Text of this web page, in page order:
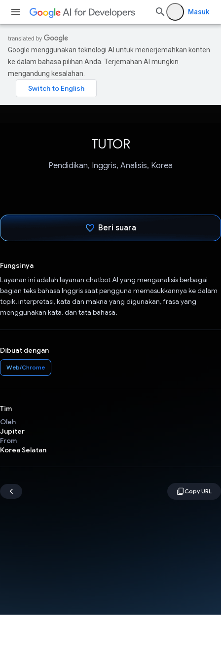
Masuk
Google menggunakan teknologi AI untuk menerjemahkan konten
ke dalam bahasa pilihan Anda. Terjemahan AI mungkin
mengandung kesalahan.
TUTOR
Pendidikan, Inggris, Analisis, Korea
Beri suara
Fungsinya
Layanan ini adalah layanan chatbot AI yang menganalisis berbagai
bagian teks bahasa Inggris saat pengguna memasukkannya ke dalam
topik, interpretasi, kata dan makna yang digunakan, frasa yang
menggunakan kata, dan tata bahasa.
Dibuat dengan
Web/Chrome
Tim
Oleh
Jupiter
From
Korea Selatan